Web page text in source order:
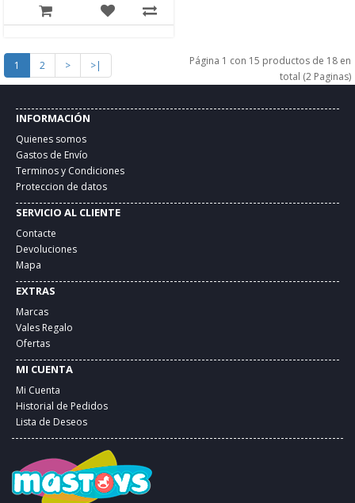
1 2 > >|
Página 1 con 15 productos de 18 en
total (2 Paginas)
INFORMACIÓN
Quienes somos
Gastos de Envío
Terminos y Condiciones
Proteccion de datos
SERVICIO AL CLIENTE
Contacte
Devoluciones
Mapa
EXTRAS
Marcas
Vales Regalo
Ofertas
MI CUENTA
Mi Cuenta
Historial de Pedidos
Lista de Deseos